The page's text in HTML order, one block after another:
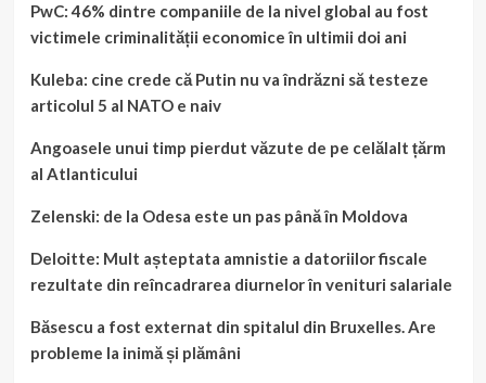
PwC: 46% dintre companiile de la nivel global au fost
victimele criminalității economice în ultimii doi ani
Kuleba: cine crede că Putin nu va îndrăzni să testeze
articolul 5 al NATO e naiv
Angoasele unui timp pierdut văzute de pe celălalt țărm
al Atlanticului
Zelenski: de la Odesa este un pas până în Moldova
Deloitte: Mult așteptata amnistie a datoriilor fiscale
rezultate din reîncadrarea diurnelor în venituri salariale
Băsescu a fost externat din spitalul din Bruxelles. Are
probleme la inimă și plămâni